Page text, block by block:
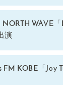
NORTH WAVE
演
FM KOBE「Joy